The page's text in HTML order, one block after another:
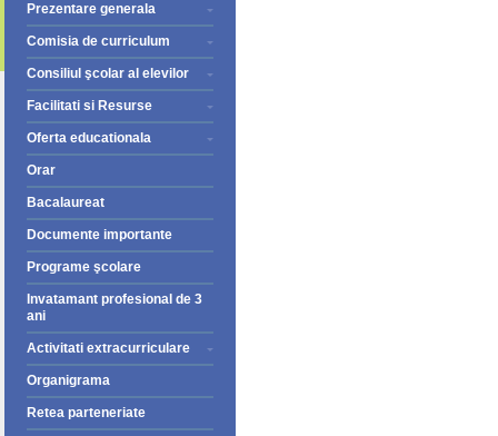
Prezentare generala
Comisia de curriculum
Consiliul şcolar al elevilor
Facilitati si Resurse
Oferta educationala
Orar
Bacalaureat
Documente importante
Programe şcolare
Invatamant profesional de 3
ani
Activitati extracurriculare
Organigrama
Retea parteneriate